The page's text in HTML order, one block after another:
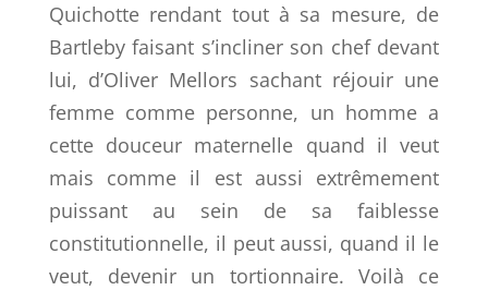
Quichotte rendant tout à sa mesure, de
Bartleby faisant s’incliner son chef devant
lui, d’Oliver Mellors sachant réjouir une
femme comme personne, un homme a
cette douceur maternelle quand il veut
mais comme il est aussi extrêmement
puissant au sein de sa faiblesse
constitutionnelle, il peut aussi, quand il le
veut, devenir un tortionnaire. Voilà ce